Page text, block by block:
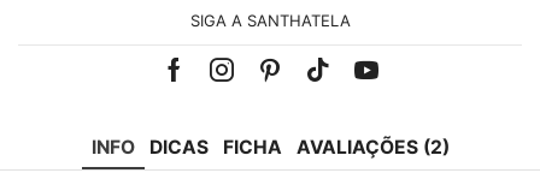
SIGA A SANTHATELA
FacebookInstagramPinterest
Tik-Youtube
INFO DICAS FICHA AVALIAÇÕES (2)